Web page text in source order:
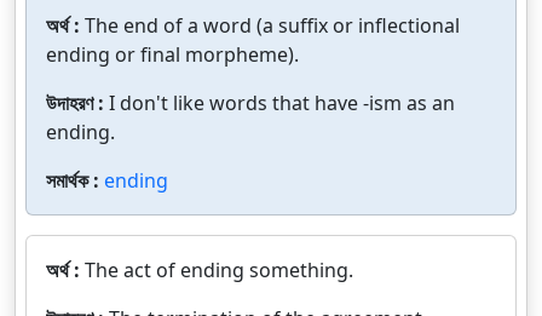
অর্থ : The end of a word (a suffix or inflectional
ending or final morpheme).
উদাহরণ : I don't like words that have -ism as an
ending.
সমার্থক : ending
অর্থ : The act of ending something.